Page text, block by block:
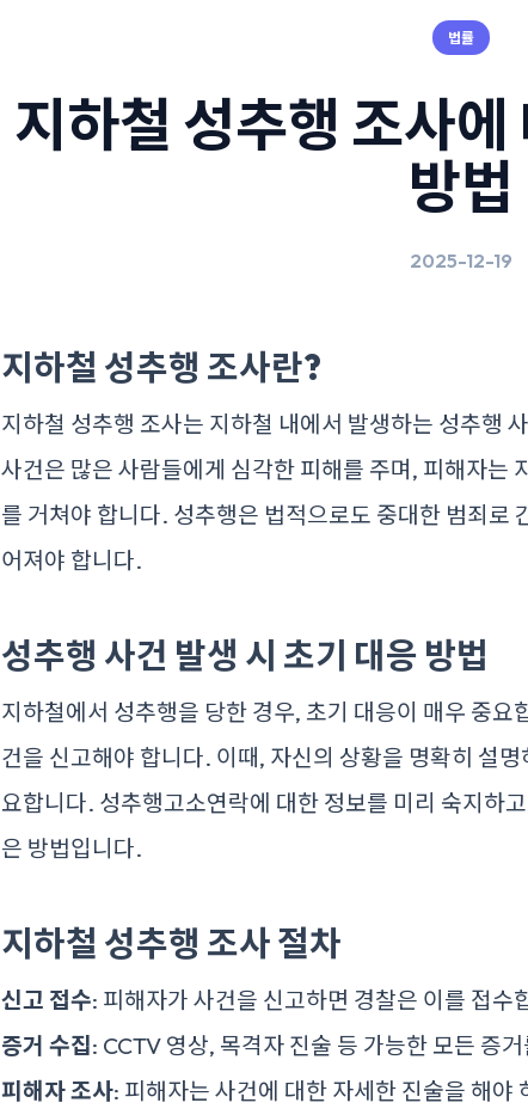
법률
지하철 성추행 조사
방법
2025-12-19
지하철 성추행 조사란?
지하철 성추행 조사는 지하철 내에서 발생하는 성추행
사건은 많은 사람들에게 심각한 피해를 주며, 피해자는
를 거쳐야 합니다. 성추행은 법적으로도 중대한 범죄로
어져야 합니다.
성추행 사건 발생 시 초기 대응 방법
지하철에서 성추행을 당한 경우, 초기 대응이 매우 중요
건을 신고해야 합니다. 이때, 자신의 상황을 명확히 설
요합니다. 성추행고소연락에 대한 정보를 미리 숙지하
은 방법입니다.
지하철 성추행 조사 절차
신고 접수: 피해자가 사건을 신고하면 경찰은 이를 접수
증거 수집: CCTV 영상, 목격자 진술 등 가능한 모든 증
피해자 조사: 피해자는 사건에 대한 자세한 진술을 해야